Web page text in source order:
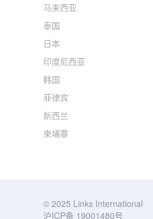
马来西亚
泰国
日本
印度尼西亚
韩国
菲律宾
新西兰
柬埔寨
© 2025 Links International
沪ICP备 19001480号